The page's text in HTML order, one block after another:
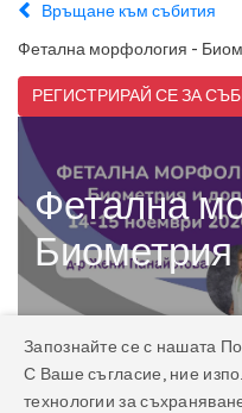
Връщане към събития
Фетална морфология -
РЕГИСТРИРАЙ СЕ ЗА
Фетална
Запознайте се с нашата
С Ваше съгласие, ние
технологии за